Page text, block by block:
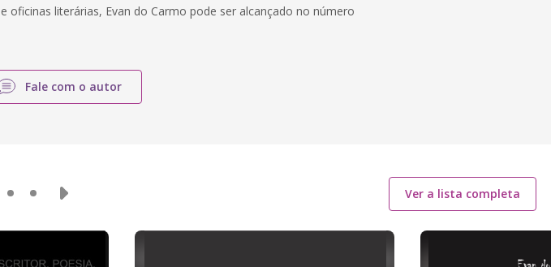
oficinas literárias, Evan do Carmo pode ser alcançado no número
Fale com o autor
Ver a lista completa